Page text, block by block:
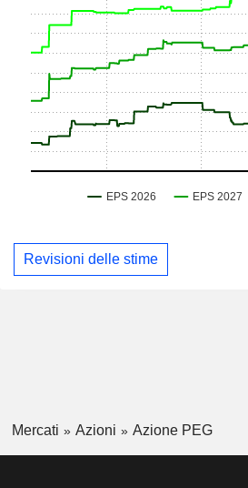
Revisioni delle stime
Mercati Azioni Azione PEG